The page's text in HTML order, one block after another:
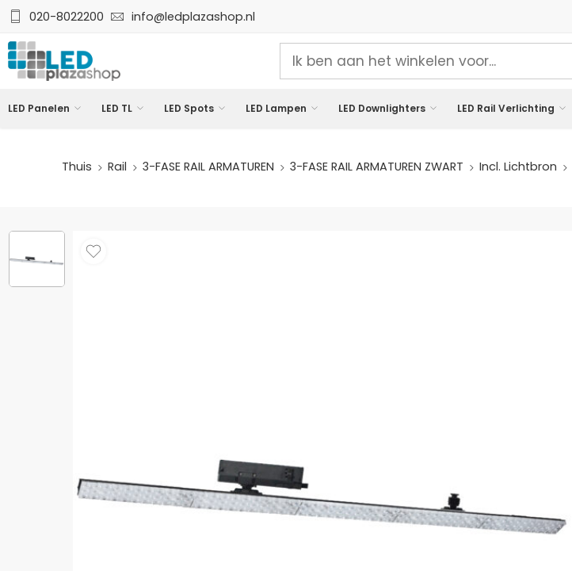
020-8022200 info@ledplazashop.nl
LED Panelen LED TL LED Spots LED Lampen LED Downlighters LED Rail Verlichting
Thuis Rail 3-FASE RAIL ARMATUREN 3-FASE RAIL ARMATUREN ZWART Incl. Lichtbron